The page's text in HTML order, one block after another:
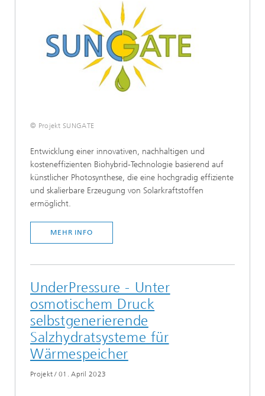
© Projekt SUNGATE
Entwicklung einer innovativen, nachhaltigen und
kosteneffizienten Biohybrid-Technologie basierend auf
künstlicher Photosynthese, die eine hochgradig effiziente
und skalierbare Erzeugung von Solarkraftstoffen
ermöglicht.
MEHR INFO
UnderPressure - Unter
osmotischem Druck
selbstgenerierende
Salzhydratsysteme für
Wärmespeicher
Projekt/01. April 2023